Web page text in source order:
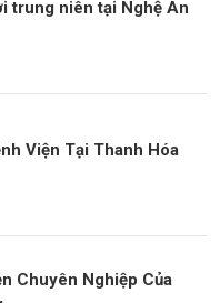
trung niên tại Nghệ An
Viện Tại Thanh Hóa
Chuyên Nghiệp Của